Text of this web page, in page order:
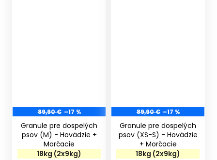
89,90 € –17 %
Granule pre dospelých
psov (M) - Hovädzie +
18kg (2x9kg)
89,90 € –17 %
Granule pre dospelých
psov (XS-S) - Hovädzie
18kg (2x9kg)